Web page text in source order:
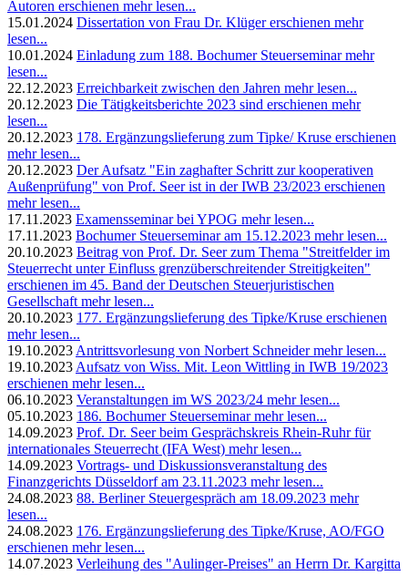
Autoren erschienen mehr lesen...
15.01.2024 Dissertation von Frau Dr. Klüger erschienen mehr
lesen...
10.01.2024 Einladung zum 188. Bochumer Steuerseminar mehr
lesen...
22.12.2023 Erreichbarkeit zwischen den Jahren mehr lesen...
20.12.2023 Die Tätigkeitsberichte 2023 sind erschienen mehr
lesen...
20.12.2023 178. Ergänzungslieferung zum Tipke/ Kruse erschienen
mehr lesen...
20.12.2023 Der Aufsatz "Ein zaghafter Schritt zur kooperativen
Außenprüfung" von Prof. Seer ist in der IWB 23/2023 erschienen
mehr lesen...
17.11.2023 Examensseminar bei YPOG mehr lesen...
17.11.2023 Bochumer Steuerseminar am 15.12.2023 mehr lesen...
20.10.2023 Beitrag von Prof. Dr. Seer zum Thema "Streitfelder im
Steuerrecht unter Einfluss grenzüberschreitender Streitigkeiten"
erschienen im 45. Band der Deutschen Steuerjuristischen
Gesellschaft mehr lesen...
20.10.2023 177. Ergänzungslieferung des Tipke/Kruse erschienen
mehr lesen...
19.10.2023 Antrittsvorlesung von Norbert Schneider mehr lesen...
19.10.2023 Aufsatz von Wiss. Mit. Leon Wittling in IWB 19/2023
erschienen mehr lesen...
06.10.2023 Veranstaltungen im WS 2023/24 mehr lesen...
05.10.2023 186. Bochumer Steuerseminar mehr lesen...
14.09.2023 Prof. Dr. Seer beim Gesprächskreis Rhein-Ruhr für
internationales Steuerrecht (IFA West) mehr lesen...
14.09.2023 Vortrags- und Diskussionsveranstaltung des
Finanzgerichts Düsseldorf am 23.11.2023 mehr lesen...
24.08.2023 88. Berliner Steuergespräch am 18.09.2023 mehr
lesen...
24.08.2023 176. Ergänzungslieferung des Tipke/Kruse, AO/FGO
erschienen mehr lesen...
14.07.2023 Verleihung des "Aulinger-Preises" an Herrn Dr. Kargitta